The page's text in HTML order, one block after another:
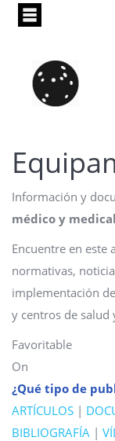
Pasar
principal
Información y
médico y
Encuentre en este
normativas,
implementación
y centros de salud
Favoritable
On
¿Qué tipo de
ARTÍCULOS |
BIBLIOGRAFÍA |